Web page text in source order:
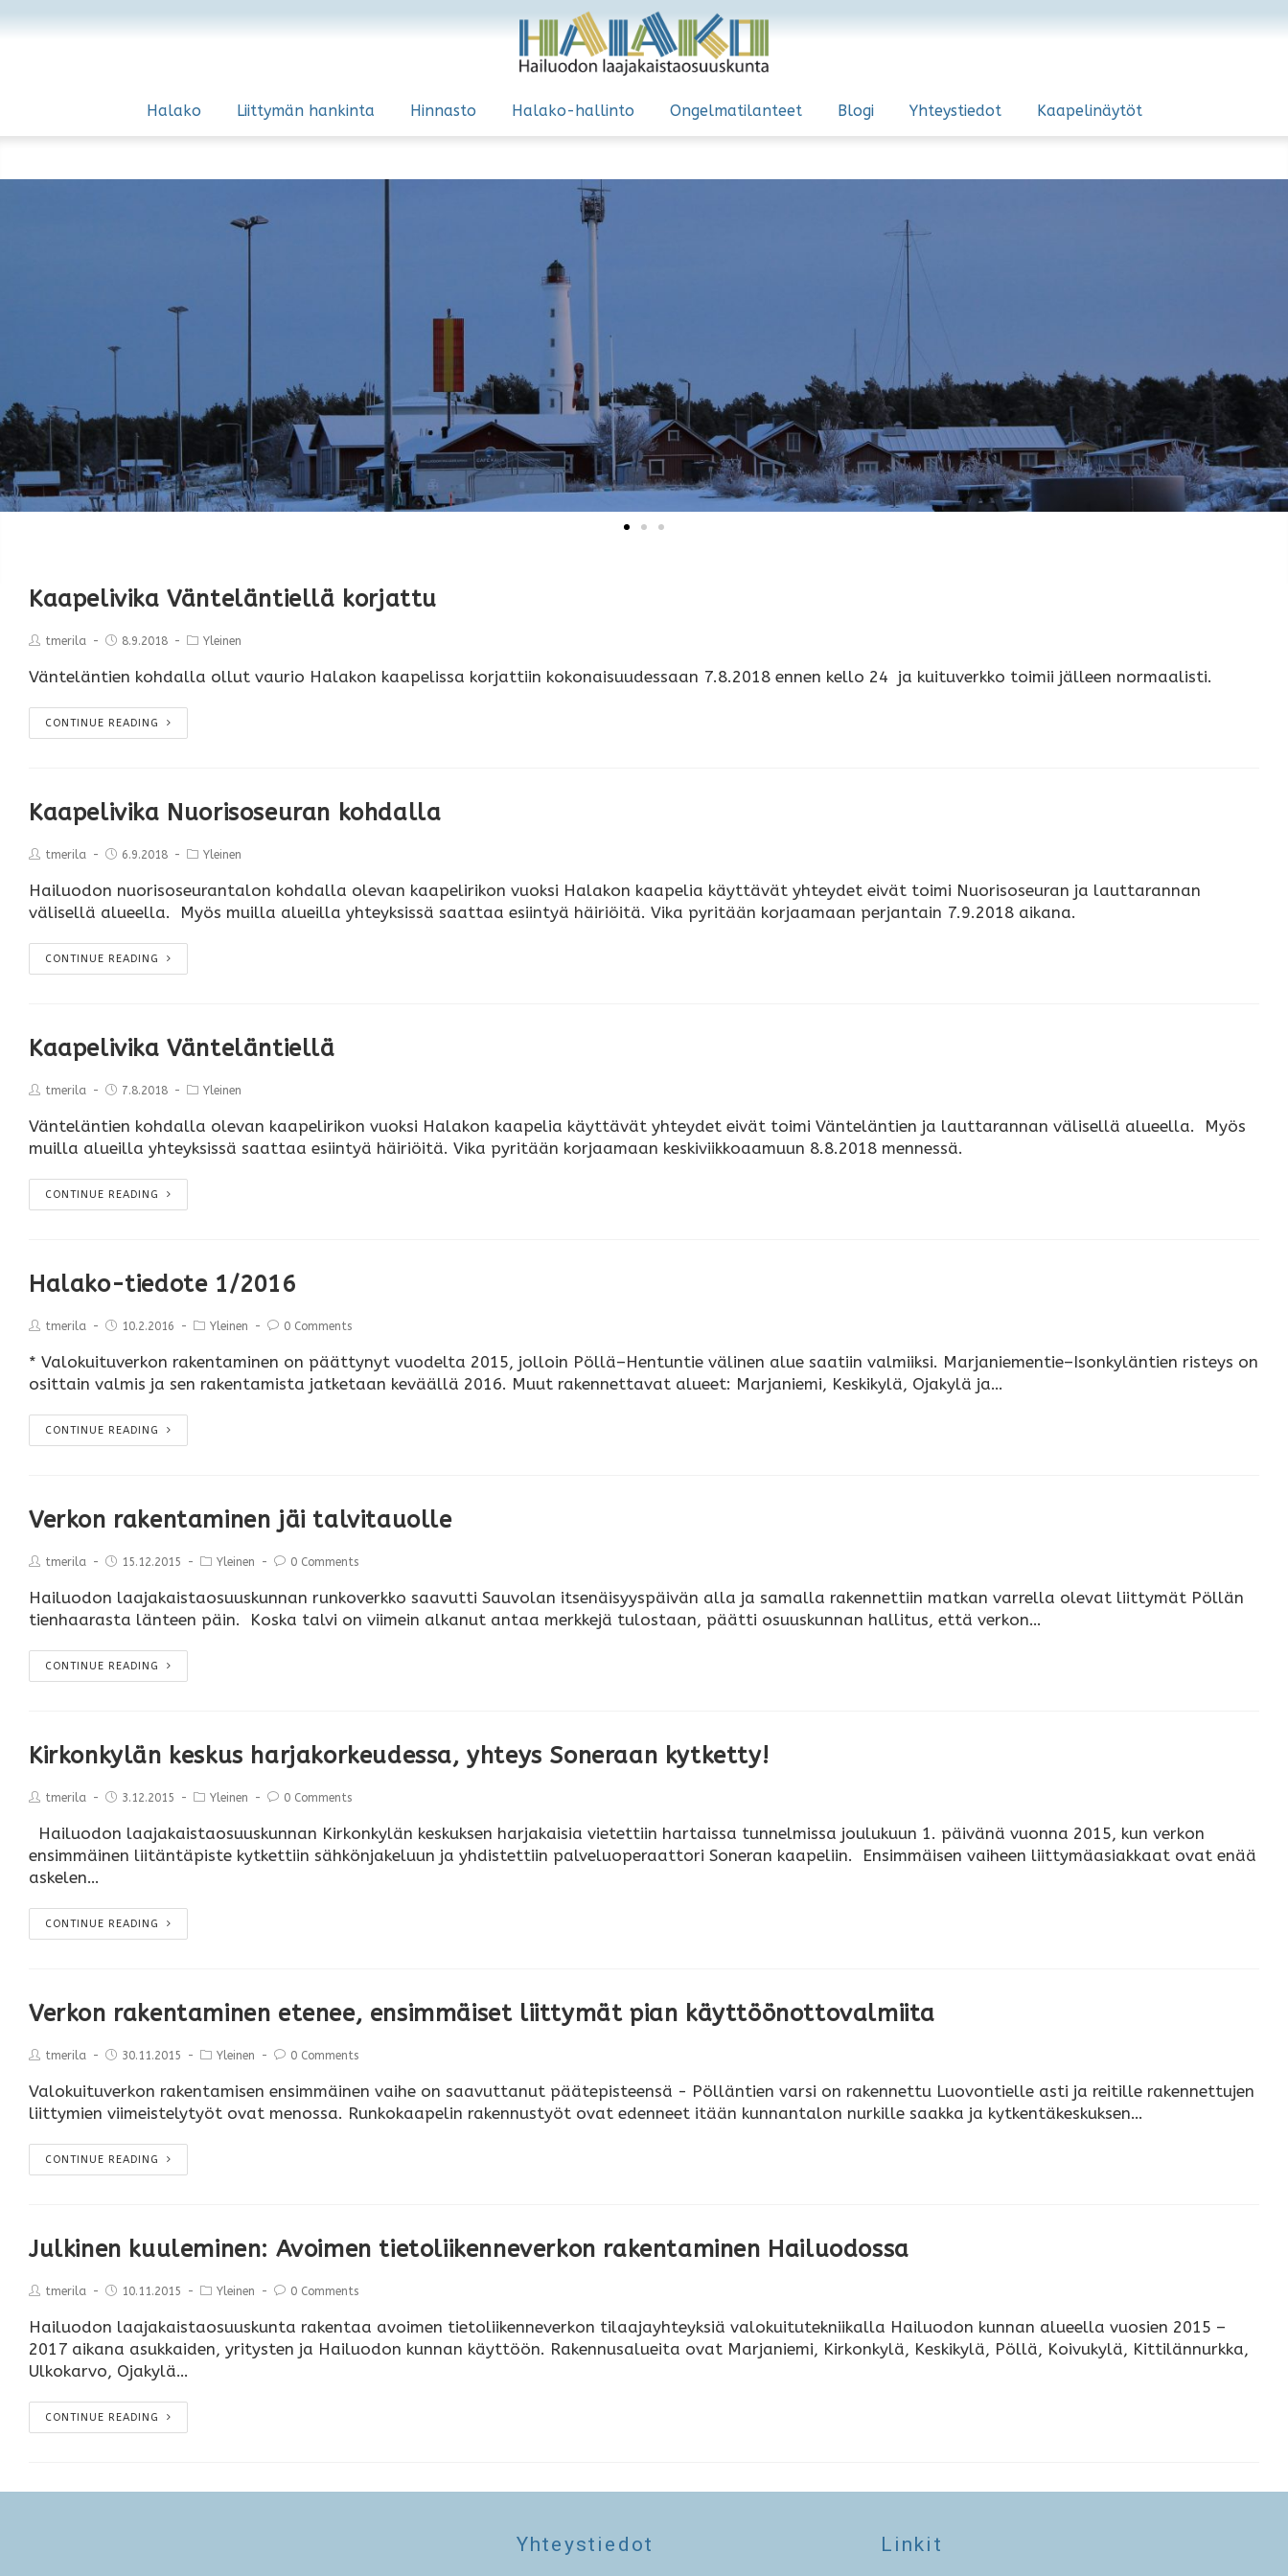
Halako Liittymän hankinta Hinnasto Halako-hallinto Ongelmatilanteet Blogi Yhteystiedot Kaapelinäytöt
Kaapelivika Vänteläntiellä korjattu
tmerila 8.9.2018 Yleinen
Vänteläntien kohdalla ollut vaurio Halakon kaapelissa korjattiin kokonaisuudessaan 7.8.2018 ennen kello 24 ja kuituverkko toimii jälleen normaalisti.
CONTINUE READING
Kaapelivika Nuorisoseuran kohdalla
tmerila 6.9.2018 Yleinen
Hailuodon nuorisoseurantalon kohdalla olevan kaapelirikon vuoksi Halakon kaapelia käyttävät yhteydet eivät toimi Nuorisoseuran ja lauttarannan
välisellä alueella. Myös muilla alueilla yhteyksissä saattaa esiintyä häiriöitä. Vika pyritään korjaamaan perjantain 7.9.2018 aikana.
CONTINUE READING
Kaapelivika Vänteläntiellä
tmerila 7.8.2018 Yleinen
Vänteläntien kohdalla olevan kaapelirikon vuoksi Halakon kaapelia käyttävät yhteydet eivät toimi Vänteläntien ja lauttarannan välisellä alueella. Myös
muilla alueilla yhteyksissä saattaa esiintyä häiriöitä. Vika pyritään korjaamaan keskiviikkoaamuun 8.8.2018 mennessä.
CONTINUE READING
Halako-tiedote 1/2016
tmerila 10.2.2016 Yleinen 0 Comments
* Valokuituverkon rakentaminen on päättynyt vuodelta 2015, jolloin Pöllä–Hentuntie välinen alue saatiin valmiiksi. Marjaniementie–Isonkyläntien risteys on
osittain valmis ja sen rakentamista jatketaan keväällä 2016. Muut rakennettavat alueet: Marjaniemi, Keskikylä, Ojakylä ja…
CONTINUE READING
Verkon rakentaminen jäi talvitauolle
tmerila 15.12.2015 Yleinen 0 Comments
Hailuodon laajakaistaosuuskunnan runkoverkko saavutti Sauvolan itsenäisyyspäivän alla ja samalla rakennettiin matkan varrella olevat liittymät Pöllän
tienhaarasta länteen päin. Koska talvi on viimein alkanut antaa merkkejä tulostaan, päätti osuuskunnan hallitus, että verkon…
CONTINUE READING
Kirkonkylän keskus harjakorkeudessa, yhteys Soneraan kytketty!
tmerila 3.12.2015 Yleinen 0 Comments
Hailuodon laajakaistaosuuskunnan Kirkonkylän keskuksen harjakaisia vietettiin hartaissa tunnelmissa joulukuun 1. päivänä vuonna 2015, kun verkon
ensimmäinen liitäntäpiste kytkettiin sähkönjakeluun ja yhdistettiin palveluoperaattori Soneran kaapeliin. Ensimmäisen vaiheen liittymäasiakkaat ovat enää
askelen…
CONTINUE READING
Verkon rakentaminen etenee, ensimmäiset liittymät pian käyttöönottovalmiita
tmerila 30.11.2015 Yleinen 0 Comments
Valokuituverkon rakentamisen ensimmäinen vaihe on saavuttanut päätepisteensä - Pölläntien varsi on rakennettu Luovontielle asti ja reitille rakennettujen
liittymien viimeistelytyöt ovat menossa. Runkokaapelin rakennustyöt ovat edenneet itään kunnantalon nurkille saakka ja kytkentäkeskuksen…
CONTINUE READING
Julkinen kuuleminen: Avoimen tietoliikenneverkon rakentaminen Hailuodossa
tmerila 10.11.2015 Yleinen 0 Comments
Hailuodon laajakaistaosuuskunta rakentaa avoimen tietoliikenneverkon tilaajayhteyksiä valokuitutekniikalla Hailuodon kunnan alueella vuosien 2015 –
2017 aikana asukkaiden, yritysten ja Hailuodon kunnan käyttöön. Rakennusalueita ovat Marjaniemi, Kirkonkylä, Keskikylä, Pöllä, Koivukylä, Kittilännurkka,
Ulkokarvo, Ojakylä…
CONTINUE READING
Yhteystiedot Linkit